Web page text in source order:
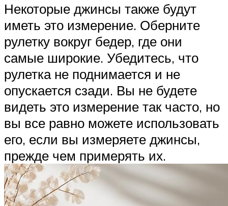
Некоторые джинсы также будут
иметь это измерение. Оберните
рулетку вокруг бедер, где они
самые широкие. Убедитесь, что
рулетка не поднимается и не
опускается сзади. Вы не будете
видеть это измерение так часто, но
вы все равно можете использовать
его, если вы измеряете джинсы,
прежде чем примерять их.